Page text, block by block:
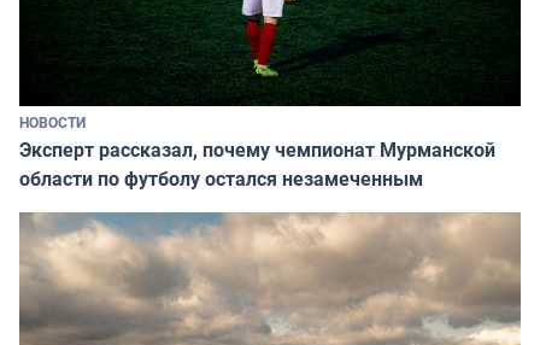
НОВОСТИ
Эксперт рассказал, почему чемпионат Мурманской
области по футболу остался незамеченным